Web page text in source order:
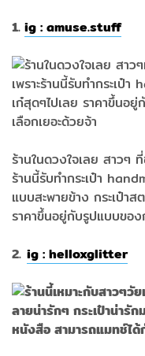
1. ig : amuse.stuff
ร้านในดวงใจเลย สาวๆ
ร้านนี้รับทำกระเป๋า
แบบสะพายข้าง กระเป๋าส
ราคาขึ้นอยู่กับรูปแบบของ
2. ig : helloxglitter